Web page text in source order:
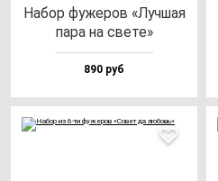
Набор фу­же­ров «Луч­шая
па­ра на све­те»
890 руб